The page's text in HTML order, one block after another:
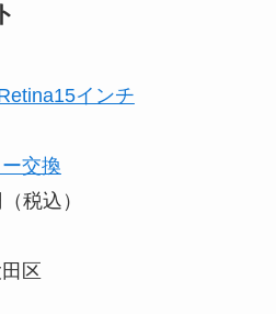
インチ
交換
税込）
区